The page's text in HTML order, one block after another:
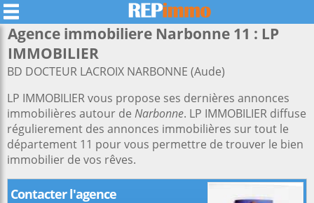
Agence immobiliere Narbonne 11 : LP
IMMOBILIER
BD DOCTEUR LACROIX NARBONNE (Aude)
LP IMMOBILIER vous propose ses dernières annonces
immobilières autour de Narbonne. LP IMMOBILIER diffuse
régulierement des annonces immobilières sur tout le
département 11 pour vous permettre de trouver le bien
immobilier de vos rêves.
Contacter l'agence